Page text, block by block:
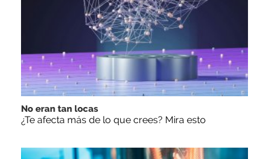
No eran tan locas
¿Te afecta más de lo que crees? Mira esto